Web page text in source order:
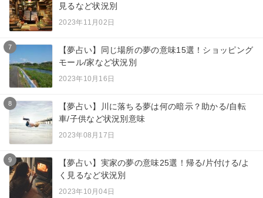
見るなど状況別
2023年11月02日
7
【夢占い】同じ場所の夢の意味15選！ショッピング
モール/家など状況別
2023年10月16日
8
【夢占い】川に落ちる夢は何の暗示？助かる/自転
車/子供など状況別意味
2023年08月17日
9
【夢占い】実家の夢の意味25選！帰る/片付ける/よ
く見るなど状況別
2023年10月04日